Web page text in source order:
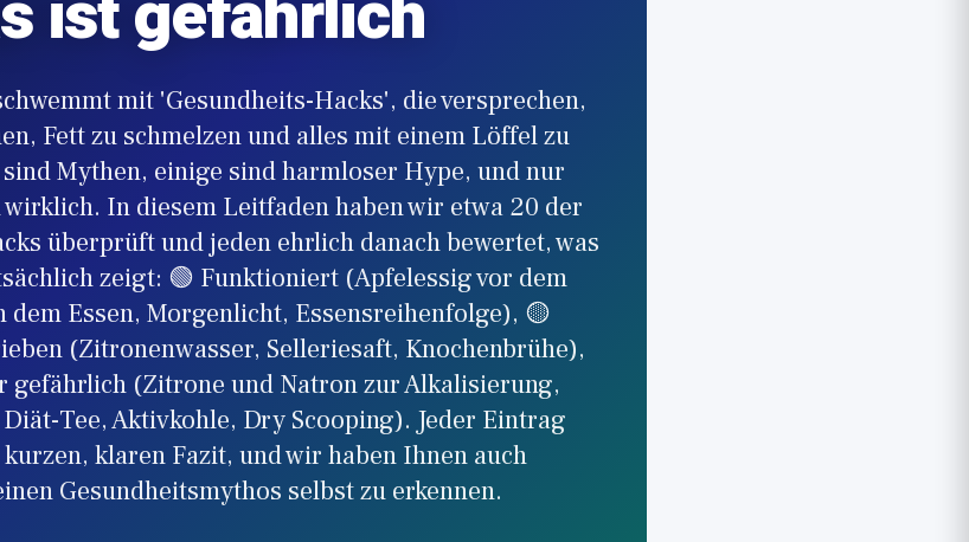
mit 'Gesundheits-Hacks', die versprechen,
Fett zu schmelzen und alles mit einem Löffel zu
Mythen, einige sind harmloser Hype, und nur
In diesem Leitfaden haben wir etwa 20 der
überprüft und jeden ehrlich danach bewertet, was
zeigt: 🟢 Funktioniert (Apfelessig vor dem
dem Essen, Morgenlicht, Essensreihenfolge), 🟡
(Zitronenwasser, Selleriesaft, Knochenbrühe),
gefährlich (Zitrone und Natron zur Alkalisierung,
Tee, Aktivkohle, Dry Scooping). Jeder Eintrag
klaren Fazit, und wir haben Ihnen auch
Gesundheitsmythos selbst zu erkennen.